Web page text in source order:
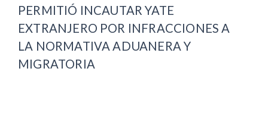
PERMITIÓ INCAUTAR YATE
EXTRANJERO POR INFRACCIONES A
LA NORMATIVA ADUANERA Y
MIGRATORIA